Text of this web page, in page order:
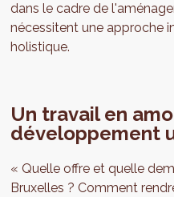
dans le cadre de
nécessitent une approche
holistique.
Un travail en
développement
« Quelle offre et quelle
Bruxelles ? Comment